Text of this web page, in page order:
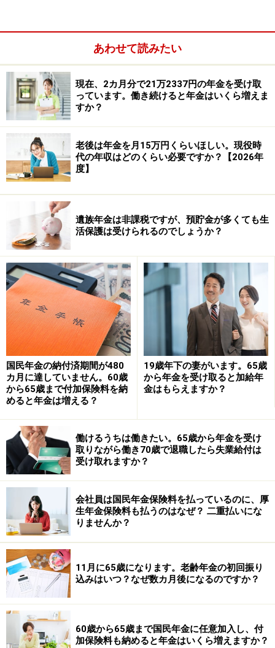
相談者「オヤジ」さんが質問されたように64歳から老齢
基礎年金・老齢厚生年金を受給することは可能です。相
談者は、昭和35年6月生まれの男性とのことですので、
厚生年金期間が1年以上あれば、64歳から「特別支給の
老齢厚生年金」を受け取ることができる世代です。
もし「特別支給の老齢厚生年金」をもらえるのであれ
ば、64歳で受給開始年齢に達している「特別支給の老齢
厚生年金」と老齢基礎年金を繰り上げすることで64歳か
ら年金を受給できます。その場合、「特別支給の老齢厚
生年金」は、繰り上げ受給をしないので減額されずに受
け取ることができますが、老齢基礎年金は繰上げするた
め、ひと月あたり0.5％減額された金額を65歳以降も受け
取ることになります。65歳に達すると、64歳から受け取
っている「特別支給の老齢厚生年金」の受給が終了し、
65歳から本来支給の老齢厚生年金を受け取れることにな
ります。65歳からの老齢厚生年金は減額されず受け取れ
ます。
相談者「オヤジ」さんが「特別支給の老齢厚生年金」を
もらえない場合は、64歳から老齢基礎年金・老齢厚生年
金を繰上げして受け取ることになります。共にひと月あ
たり0.5%減額されることになります。
一度繰上げ受給をすると取り消しできません。よく検討
してから手続きしましょう。
あわせて読みたい
現在、2カ月分で21万2337円の年金を受け取
っています。働き続けると年金はいくら増えま
すか？
老後は年金を月15万円くらいほしい。現役時
代の年収はどのくらい必要ですか？【2026年
度】
遺族年金は非課税ですが、預貯金が多くても生
活保護は受けられるのでしょうか？
国民年金の納付済期間が480
カ月に達していません。60歳
から65歳まで付加保険料を納
めると年金は増える？
19歳年下の妻がいます。65歳
から年金を受け取ると加給年
金はもらえますか？
働けるうちは働きたい。65歳から年金を受け
取りながら働き70歳で退職したら失業給付は
受け取れますか？
会社員は国民年金保険料を払っているのに、厚
生年金保険料も払うのはなぜ？ 二重払いにな
りませんか？
11月に65歳になります。老齢年金の初回振り
込みはいつ？なぜ数カ月後になるのですか？
60歳から65歳まで国民年金に任意加入し、付
加保険料も納めると年金はいくら増えますか？